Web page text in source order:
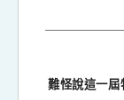
難怪說這一屆